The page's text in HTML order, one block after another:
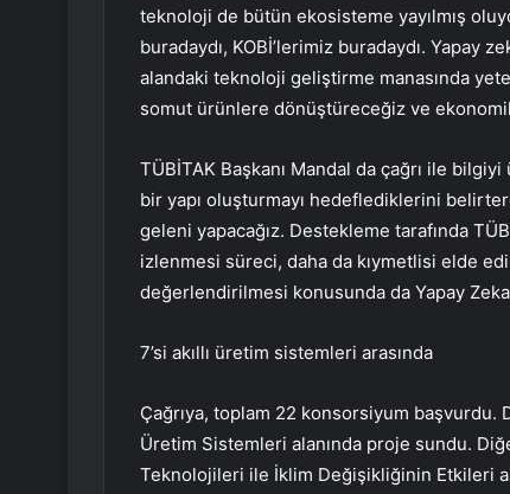
teknoloji de bütün ekosisteme yayılmış
buradaydı, KOBİ’lerimiz buradaydı. Yapay
alandaki teknoloji geliştirme manasında
somut ürünlere dönüştüreceğiz ve
TÜBİTAK Başkanı Mandal da çağrı ile
bir yapı oluşturmayı hedeflediklerini
geleni yapacağız. Destekleme tarafında
izlenmesi süreci, daha da kıymetlisi elde
değerlendirilmesi konusunda da Yapay
7’si akıllı üretim sistemleri arasında
Çağrıya, toplam 22 konsorsiyum başvurdu.
Üretim Sistemleri alanında proje sundu.
Teknolojileri ile İklim Değişikliğinin Etkileri